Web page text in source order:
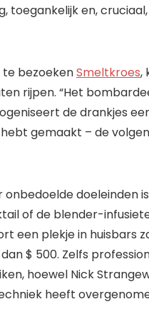
en,
te bezoekenSmeltkroes,
rijpen. “Het
de drankjes
gemaakt – de
doeleinden
of de blender-
een plekje in huisbars
$ 500. Zelfs
hoewel Nick
heeft